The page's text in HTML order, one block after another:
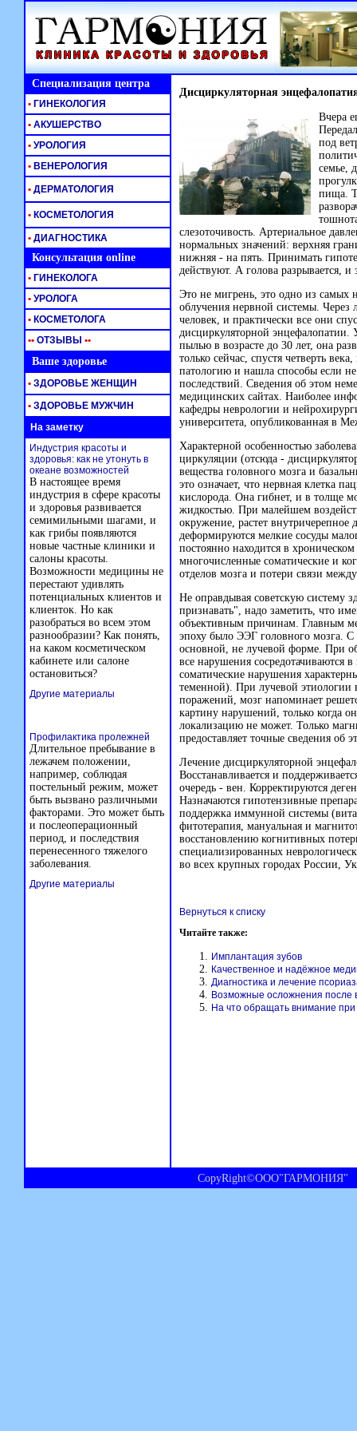
Специализация центра Дисциркуляторная
Вчера
под
семье,
пища.
слезоточивость. Артериальное
нормальных значений: верхняя
нижняя - на пять. Принимать
действуют. А голова разрывается,
Это не мигрень, это одно из самых
облучения нервной системы.
человек, и практически все они
дисциркуляторной энцефалопатии.
пылью в возрасте до 30 лет, она
только сейчас, спустя четверть
патологию и нашла способы если
последствий. Сведения об этом
медицинских сайтах. Наиболее
кафедры неврологии и
университета, опубликованная в
Характерной особенностью
циркуляции (отсюда -
вещества головного мозга и
это означает, что нервная клетка
кислорода. Она гибнет, и в толще
жидкостью. При малейшем
окружение, растет внутричерепное
деформируются мелкие сосуды
постоянно находится в
многочисленные соматические и
отделов мозга и потери связи
Не оправдывая советскую систему
признавать", надо заметить, что
объективным причинам. Главным
эпоху было ЭЭГ головного мозга.
основной, не лучевой форме. При
все нарушения сосредотачиваются
соматические нарушения
теменной). При лучевой этиологии
поражений, мозг напоминает
картину нарушений, только когда
локализацию не может. Только
предоставляет точные сведения об
Лечение дисциркуляторной
Восстанавливается и
очередь - вен. Корректируются
Назначаются гипотензивные
поддержка иммунной системы
фитотерапия, мануальная и
восстановлению когнитивных
специализированных
во всех крупных городах России,
Вернуться к списку
Читайте также:
Имплантация зубов
Качественное и надёжное
Диагностика и лечение
Возможные осложнения после
На что обращать внимание
• ГИНЕКОЛОГИЯ
• АКУШЕРСТВО
• УРОЛОГИЯ
• ВЕНЕРОЛОГИЯ
• ДЕРМАТОЛОГИЯ
• КОСМЕТОЛОГИЯ
• ДИАГНОСТИКА
Консультация online
• ГИНЕКОЛОГА
• УРОЛОГА
• КОСМЕТОЛОГА
•• ОТЗЫВЫ ••
Ваше здоровье
• ЗДОРОВЬЕ ЖЕНЩИН
• ЗДОРОВЬЕ МУЖЧИН
На заметку
Индустрия красоты и
здоровья: как не утонуть в
океане возможностей
В настоящее время
индустрия в сфере красоты
и здоровья развивается
семимильными шагами, и
как грибы появляются
новые частные клиники и
салоны красоты.
Возможности медицины не
перестают удивлять
потенциальных клиентов и
клиенток. Но как
разобраться во всем этом
разнообразии? Как понять,
на каком косметическом
кабинете или салоне
остановиться?
Другие материалы
Профилактика пролежней
Длительное пребывание в
лежачем положении,
например, соблюдая
постельный режим, может
быть вызвано различными
факторами. Это может быть
и послеоперационный
период, и последствия
перенесенного тяжелого
заболевания.
Другие материалы